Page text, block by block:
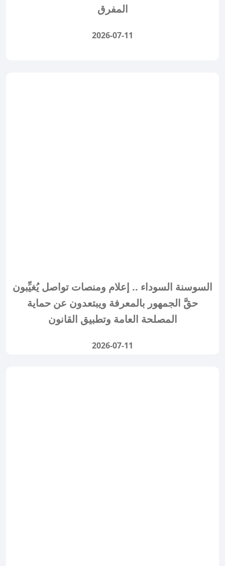
المفرق
2026-07-11
السوسنة السوداء .. إعلام ومنصات تواصل يُغيِّبون
حقَّ الجمهور بالمعرفة ويبتعدون عن حماية
المصلحة العامة وتطبيق القانون
2026-07-11